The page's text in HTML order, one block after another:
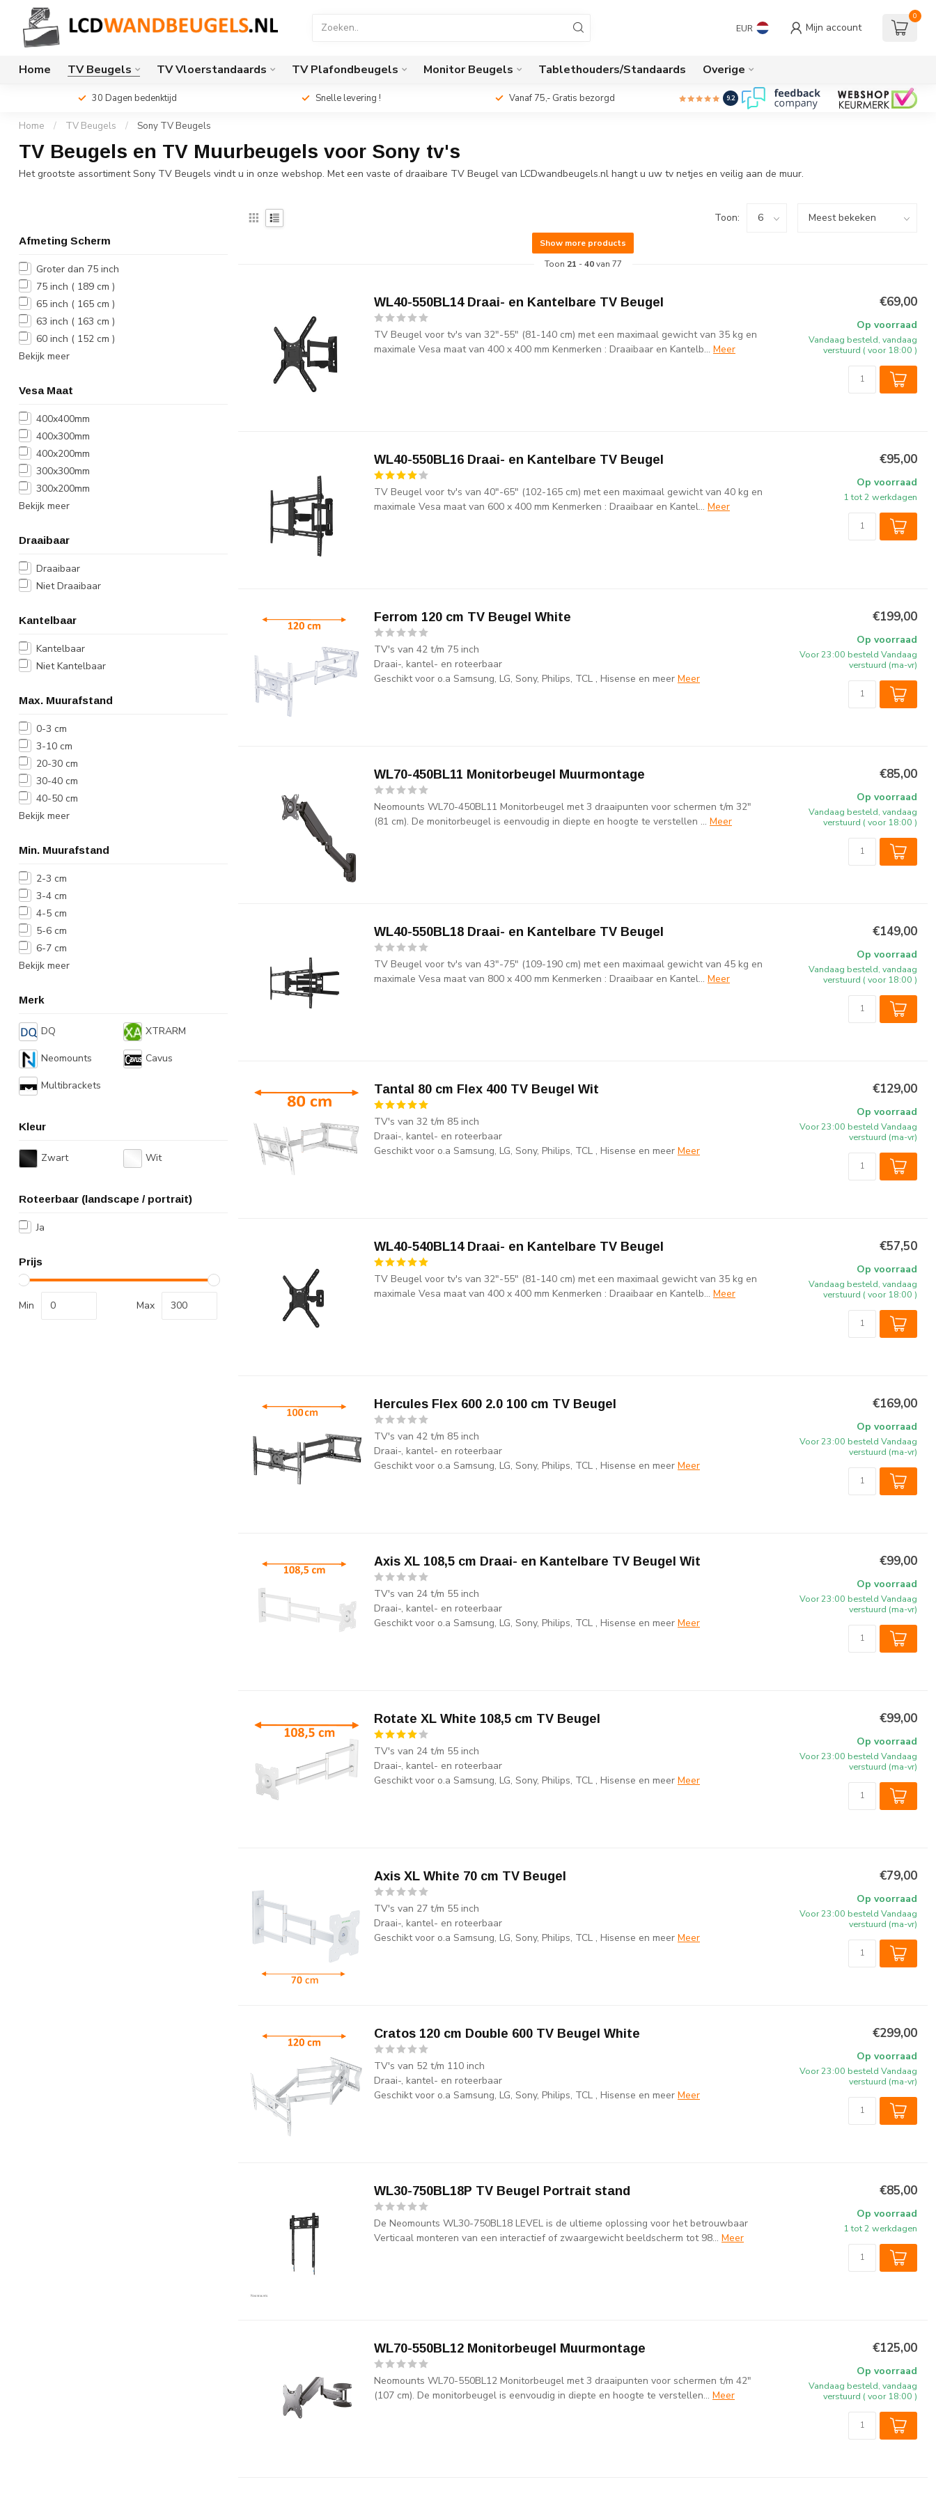
EUR Mijn account
0
Home TV Beugels TV Vloerstandaards TV Plafondbeugels Monitor Beugels Tablethouders/Standaards Overige
30 Dagen bedenktijd Snelle levering ! Vanaf 75,- Gratis bezorgd 9.2
Home / TV Beugels / Sony TV Beugels
TV Beugels en TV Muurbeugels voor Sony tv's
Het grootste assortiment Sony TV Beugels vindt u in onze webshop. Met een vaste of draaibare TV Beugel van LCDwandbeugels.nl hangt u uw tv netjes en veilig aan de muur.
Afmeting Scherm
Groter dan 75 inch
75 inch ( 189 cm )
65 inch ( 165 cm )
63 inch ( 163 cm )
60 inch ( 152 cm )
Bekijk meer
Vesa Maat
400x400mm
400x300mm
400x200mm
300x300mm
300x200mm
Bekijk meer
Draaibaar
Draaibaar
Niet Draaibaar
Kantelbaar
Kantelbaar
Niet Kantelbaar
Max. Muurafstand
0-3 cm
3-10 cm
20-30 cm
30-40 cm
40-50 cm
Bekijk meer
Min. Muurafstand
2-3 cm
3-4 cm
4-5 cm
5-6 cm
6-7 cm
Bekijk meer
Merk
DQ XTRARM
Neomounts Cavus
Multibrackets
Kleur
Zwart Wit
Roteerbaar (landscape / portrait)
Ja
Prijs
Min Max
Toon:
Show more products
Toon 21 -40van 77
WL40-550BL14 Draai- en Kantelbare TV Beugel
TV Beugel voor tv's van 32"-55" (81-140 cm) met een maximaal gewicht van 35 kg en
maximale Vesa maat van 400 x 400 mm Kenmerken : Draaibaar en Kantelb... Meer
€69,00
Op voorraad
Vandaag besteld, vandaag
verstuurd ( voor 18:00 )
WL40-550BL16 Draai- en Kantelbare TV Beugel
TV Beugel voor tv's van 40"-65" (102-165 cm) met een maximaal gewicht van 40 kg en
maximale Vesa maat van 600 x 400 mm Kenmerken : Draaibaar en Kantel... Meer
€95,00
Op voorraad
1 tot 2 werkdagen
Ferrom 120 cm TV Beugel White
TV's van 42 t/m 75 inch
Draai-, kantel- en roteerbaar
Geschikt voor o.a Samsung, LG, Sony, Philips, TCL , Hisense en meer Meer
€199,00
Op voorraad
Voor 23:00 besteld Vandaag
verstuurd (ma-vr)
WL70-450BL11 Monitorbeugel Muurmontage
Neomounts WL70-450BL11 Monitorbeugel met 3 draaipunten voor schermen t/m 32"
(81 cm). De monitorbeugel is eenvoudig in diepte en hoogte te verstellen ... Meer
€85,00
Op voorraad
Vandaag besteld, vandaag
verstuurd ( voor 18:00 )
WL40-550BL18 Draai- en Kantelbare TV Beugel
TV Beugel voor tv's van 43"-75" (109-190 cm) met een maximaal gewicht van 45 kg en
maximale Vesa maat van 800 x 400 mm Kenmerken : Draaibaar en Kantel... Meer
€149,00
Op voorraad
Vandaag besteld, vandaag
verstuurd ( voor 18:00 )
Tantal 80 cm Flex 400 TV Beugel Wit
TV's van 32 t/m 85 inch
Draai-, kantel- en roteerbaar
Geschikt voor o.a Samsung, LG, Sony, Philips, TCL , Hisense en meer Meer
€129,00
Op voorraad
Voor 23:00 besteld Vandaag
verstuurd (ma-vr)
WL40-540BL14 Draai- en Kantelbare TV Beugel
TV Beugel voor tv's van 32"-55" (81-140 cm) met een maximaal gewicht van 35 kg en
maximale Vesa maat van 400 x 400 mm Kenmerken : Draaibaar en Kantelb... Meer
€57,50
Op voorraad
Vandaag besteld, vandaag
verstuurd ( voor 18:00 )
Hercules Flex 600 2.0 100 cm TV Beugel
TV's van 42 t/m 85 inch
Draai-, kantel- en roteerbaar
Geschikt voor o.a Samsung, LG, Sony, Philips, TCL , Hisense en meer Meer
€169,00
Op voorraad
Voor 23:00 besteld Vandaag
verstuurd (ma-vr)
Axis XL 108,5 cm Draai- en Kantelbare TV Beugel Wit
TV's van 24 t/m 55 inch
Draai-, kantel- en roteerbaar
Geschikt voor o.a Samsung, LG, Sony, Philips, TCL , Hisense en meer Meer
€99,00
Op voorraad
Voor 23:00 besteld Vandaag
verstuurd (ma-vr)
Rotate XL White 108,5 cm TV Beugel
TV's van 24 t/m 55 inch
Draai-, kantel- en roteerbaar
Geschikt voor o.a Samsung, LG, Sony, Philips, TCL , Hisense en meer Meer
€99,00
Op voorraad
Voor 23:00 besteld Vandaag
verstuurd (ma-vr)
Axis XL White 70 cm TV Beugel
TV's van 27 t/m 55 inch
Draai-, kantel- en roteerbaar
Geschikt voor o.a Samsung, LG, Sony, Philips, TCL , Hisense en meer Meer
€79,00
Op voorraad
Voor 23:00 besteld Vandaag
verstuurd (ma-vr)
Cratos 120 cm Double 600 TV Beugel White
TV's van 52 t/m 110 inch
Draai-, kantel- en roteerbaar
Geschikt voor o.a Samsung, LG, Sony, Philips, TCL , Hisense en meer Meer
€299,00
Op voorraad
Voor 23:00 besteld Vandaag
verstuurd (ma-vr)
WL30-750BL18P TV Beugel Portrait stand
De Neomounts WL30-750BL18 LEVEL is de ultieme oplossing voor het betrouwbaar
Verticaal monteren van een interactief of zwaargewicht beeldscherm tot 98... Meer
€85,00
Op voorraad
1 tot 2 werkdagen
WL70-550BL12 Monitorbeugel Muurmontage
Neomounts WL70-550BL12 Monitorbeugel met 3 draaipunten voor schermen t/m 42"
(107 cm). De monitorbeugel is eenvoudig in diepte en hoogte te verstellen... Meer
€125,00
Op voorraad
Vandaag besteld, vandaag
verstuurd ( voor 18:00 )